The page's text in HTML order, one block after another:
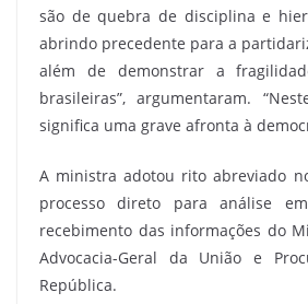
são de quebra de disciplina e
abrindo precedente para a
além de demonstrar a
brasileiras”, argumentaram.
significa uma grave afronta à
A ministra adotou rito abreviado
processo direto para análise
recebimento das informações do
Advocacia-Geral da União e
República.